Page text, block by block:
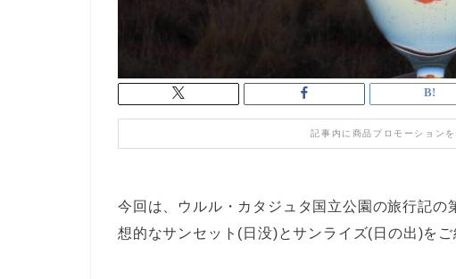
記事内に商品プロモーション
今回は、ウルル・カタジュタ国立公園の旅行記の
想的なサンセット(日没)とサンライズ(日の出)をご